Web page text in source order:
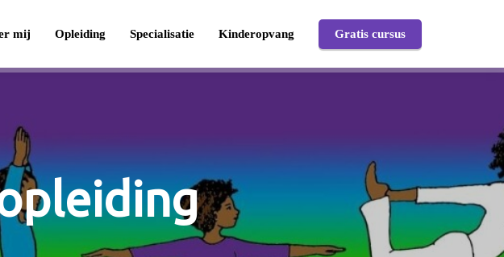
mij Opleiding Specialisatie Kinderopvang Gratis cursus